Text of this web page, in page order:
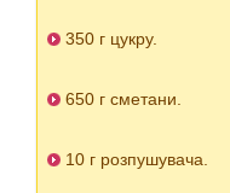
350 г цукру.
650 г сметани.
10 г розпушувача.